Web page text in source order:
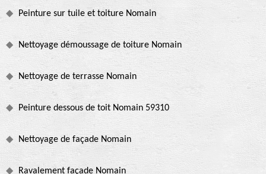
Peinture sur tuile et toiture Nomain
Nettoyage démoussage de toiture Nomain
Nettoyage de terrasse Nomain
Peinture dessous de toit Nomain 59310
Nettoyage de façade Nomain
Ravalement façade Nomain